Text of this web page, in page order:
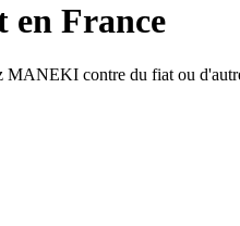
en France
contre du fiat ou